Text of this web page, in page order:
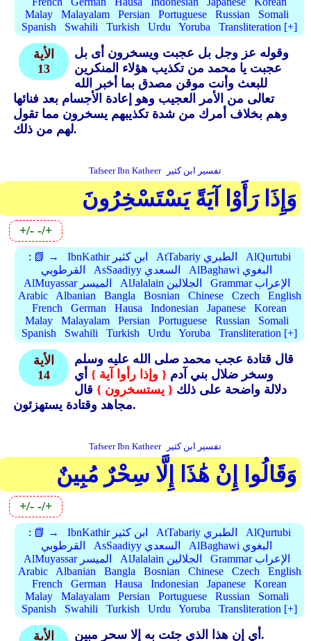
Malay
Malayalam Persian Portuguese Russian
Somali
Spanish
Swahili Turkish Urdu Yoruba Transliteration [+]
الأية
13
وقوله عز وجل بل عجبت ويسخرون أى بل
عجبت يا محمد من تكذيب هؤلاء المنكرين
للبعث وأنت موقن مصدق بما أخبر الله
تعالى من الأمر العجيب وهو إعادة الأجسام بعد فنائها
وهم بخلاف أمرك من شدة تكذيبهم يسخرون مما تقول
لهم من ذلك.
Tafseer Ibn Katheer تفسير ابن كثير
وَإِذَا رَأَوْا آيَةً يَسْتَسْخِرُونَ
+/- -/+
: 📗 → IbnKathir ابن كثير AtTabariy الطبري
AlQurtubi
القرطوبي
AsSaadiyy السعدي
AlBaghawi البغوي
AlMuyassar الميسر
AlJalalain الجلالين
Grammar الإعراب
Arabic
Albanian Bangla Bosnian Chinese Czech
English
French
German Hausa Indonesian Japanese
Korean
Malay
Malayalam Persian Portuguese Russian
Somali
Spanish
Swahili Turkish Urdu Yoruba Transliteration [+]
الأية
14
قال قتادة عجب محمد صلى الله عليه وسلم
وسخر ضلال بني آدم { وإذا رأوا آية }أي
دلالة واضحة على ذلك { يستسخرون }قال
مجاهد وقتادة يستهزئون.
Tafseer Ibn Katheer تفسير ابن كثير
وَقَالُوا إِنْ هَٰذَا إِلَّا سِحْرٌ مُبِينٌ
+/- -/+
: 📗 → IbnKathir ابن كثير AtTabariy الطبري
AlQurtubi
القرطوبي
AsSaadiyy السعدي
AlBaghawi البغوي
AlMuyassar الميسر
AlJalalain الجلالين
Grammar الإعراب
Arabic
Albanian Bangla Bosnian Chinese Czech
English
French
German Hausa Indonesian Japanese
Korean
Malay
Malayalam Persian Portuguese Russian
Somali
Spanish
Swahili Turkish Urdu Yoruba Transliteration [+]
الأية
أي إن هذا الذي جئت به إلا سحر مبين.